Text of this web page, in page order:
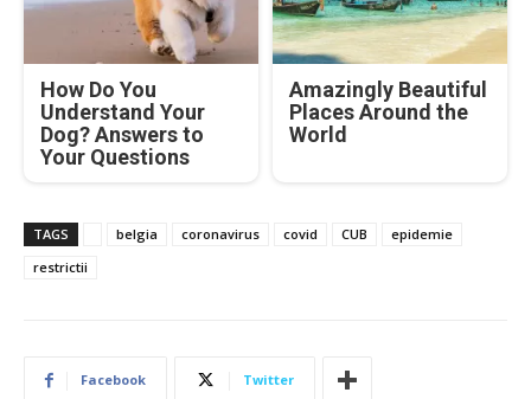
How Do You
Understand Your
Dog? Answers to
Your Questions
Amazingly Beautiful
Places Around the
World
TAGS belgia coronavirus covid CUB
epidemie
restrictii
Facebook Twitter